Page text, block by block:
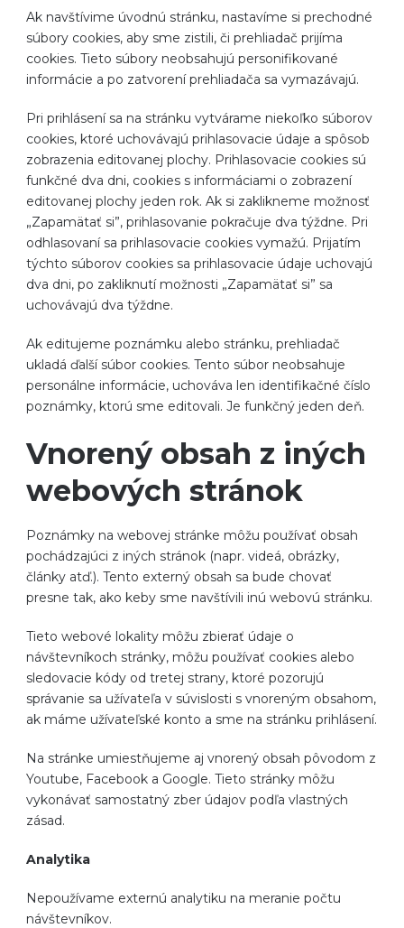
Ak navštívime úvodnú stránku, nastavíme si prechodné
súbory cookies, aby sme zistili, či prehliadač prijíma
cookies. Tieto súbory neobsahujú personifikované
informácie a po zatvorení prehliadača sa vymazávajú.
Pri prihlásení sa na stránku vytvárame niekoľko súborov
cookies, ktoré uchovávajú prihlasovacie údaje a spôsob
zobrazenia editovanej plochy. Prihlasovacie cookies sú
funkčné dva dni, cookies s informáciami o zobrazení
editovanej plochy jeden rok. Ak si zaklikneme možnosť
„Zapamätať si”, prihlasovanie pokračuje dva týždne. Pri
odhlasovaní sa prihlasovacie cookies vymažú. Prijatím
týchto súborov cookies sa prihlasovacie údaje uchovajú
dva dni, po zakliknutí možnosti „Zapamätať si” sa
uchovávajú dva týždne.
Ak editujeme poznámku alebo stránku, prehliadač
ukladá ďalší súbor cookies. Tento súbor neobsahuje
personálne informácie, uchováva len identifikačné číslo
poznámky, ktorú sme editovali. Je funkčný jeden deň.
Vnorený obsah z iných
webových stránok
Poznámky na webovej stránke môžu používať obsah
pochádzajúci z iných stránok (napr. videá, obrázky,
články atď.). Tento externý obsah sa bude chovať
presne tak, ako keby sme navštívili inú webovú stránku.
Tieto webové lokality môžu zbierať údaje o
návštevníkoch stránky, môžu používať cookies alebo
sledovacie kódy od tretej strany, ktoré pozorujú
správanie sa užívateľa v súvislosti s vnoreným obsahom,
ak máme užívateľské konto a sme na stránku prihlásení.
Na stránke umiestňujeme aj vnorený obsah pôvodom z
Youtube, Facebook a Google. Tieto stránky môžu
vykonávať samostatný zber údajov podľa vlastných
zásad.
Analytika
Nepoužívame externú analytiku na meranie počtu
návštevníkov.